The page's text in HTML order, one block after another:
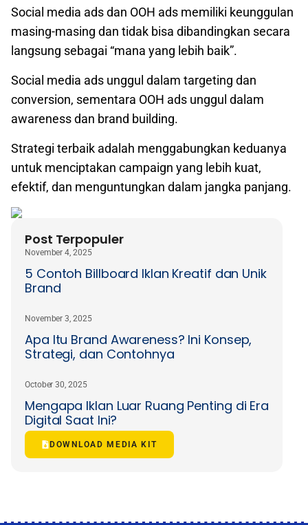
Social media ads dan OOH ads memiliki keunggulan
masing-masing dan tidak bisa dibandingkan secara
langsung sebagai “mana yang lebih baik”.
Social media ads unggul dalam targeting dan
conversion, sementara OOH ads unggul dalam
awareness dan brand building.
Strategi terbaik adalah menggabungkan keduanya
untuk menciptakan campaign yang lebih kuat,
efektif, dan menguntungkan dalam jangka panjang.
Post Terpopuler
5 Contoh Billboard Iklan Kreatif dan Unik
Brand
November 4, 2025
Apa Itu Brand Awareness? Ini Konsep,
Strategi, dan Contohnya
November 3, 2025
Mengapa Iklan Luar Ruang Penting di Era
Digital Saat Ini?
October 30, 2025
DOWNLOAD MEDIA KIT